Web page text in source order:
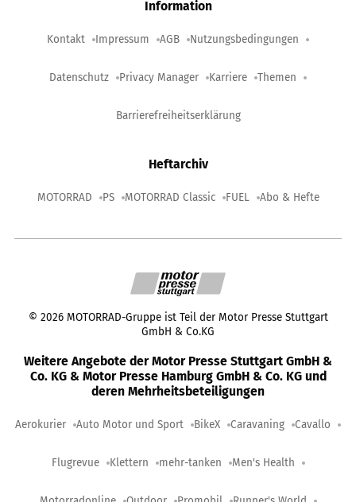
Information
Kontakt Impressum AGB Nutzungsbedingungen
Datenschutz Privacy Manager Karriere Themen
Barrierefreiheitserklärung
Heftarchiv
MOTORRAD PS MOTORRAD Classic FUEL Abo & Hefte
© 2026 MOTORRAD-Gruppe ist Teil der Motor Presse Stuttgart
GmbH & Co.KG
Weitere Angebote der Motor Presse Stuttgart GmbH &
Co. KG & Motor Presse Hamburg GmbH & Co. KG und
deren Mehrheitsbeteiligungen
Aerokurier Auto Motor und Sport BikeX Caravaning Cavallo
Flugrevue Klettern mehr-tanken Men's Health